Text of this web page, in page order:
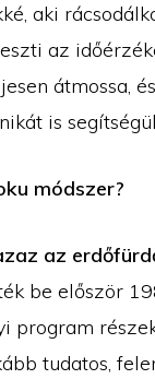
aki
az
átmossa,
is
módszer?
az
be először
program
tudatos,